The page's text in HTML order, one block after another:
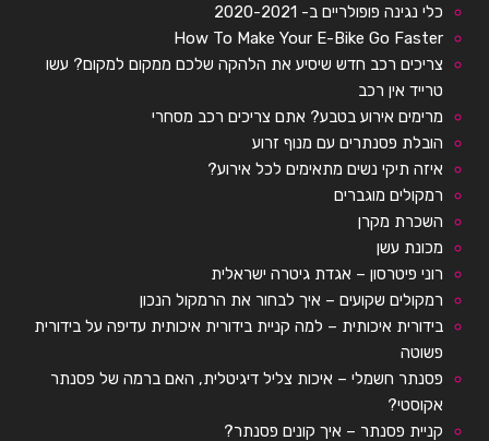
כלי נגינה פופולריים ב- 2020-2021
How To Make Your E-Bike Go Faster
צריכים רכב חדש שיסיע את הלהקה שלכם ממקום למקום? עשו
טרייד אין רכב
מרימים אירוע בטבע? אתם צריכים רכב מסחרי
הובלת פסנתרים עם מנוף זרוע
איזה תיקי נשים מתאימים לכל אירוע?
רמקולים מוגברים
השכרת מקרן
מכונת עשן
רוני פיטרסון – אגדת גיטרה ישראלית
רמקולים שקועים – איך לבחור את הרמקול הנכון
בידורית איכותית – למה קניית בידורית איכותית עדיפה על בידורית
פשוטה
פסנתר חשמלי – איכות צליל דיגיטלית, האם ברמה של פסנתר
אקוסטי?
קניית פסנתר – איך קונים פסנתר?